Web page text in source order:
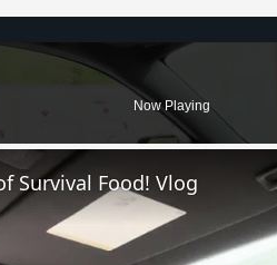
Now Playing
Survival Food! Vlog